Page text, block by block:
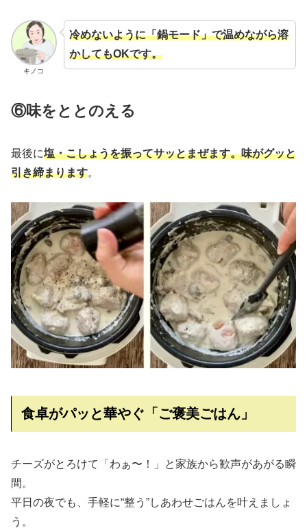
キノコ
冷めないように「鍋モード」で温めながら溶
かしてもOKです。
⑥味をととのえる
最後に塩・こしょうを振ってサッとまぜます。味がグッと
引き締まります。
食卓がパッと華やぐ「ご褒美ごはん」
チーズがとろけて「わぁ〜！」と家族から歓声があがる瞬
間。
平日の夜でも、手軽に“整う”しあわせごはんを叶えましょ
う。